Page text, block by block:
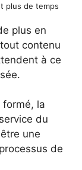
plus de temps
plus en
contenu
à ce
la
du
une
de